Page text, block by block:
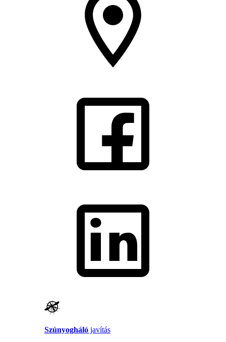
Szúnyogháló javítás